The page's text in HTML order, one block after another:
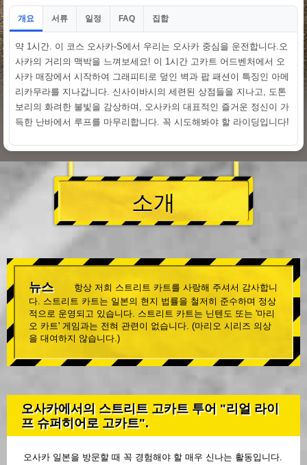
개요 서류 일정 FAQ 집합
약 1시간. 이 코스 오사카-S에서 우리는 오사카 중심을 운전합니다.오
사카의 거리의 맥박을 느껴보세요! 이 1시간 고카트 어드벤처에서 오
사카 매장에서 시작하여 그래피티로 덮인 벽과 팝 패션이 특징인 아메
리카무라를 지나갑니다. 신사이바시의 세련된 상점들을 지나고, 도톤
보리의 화려한 불빛을 감상하며, 오사카의 대표적인 즐거운 정신이 가
득한 난바에서 루프를 마무리합니다. 꼭 시도해봐야 할 라이딩입니다!
소개
뉴스
항상 저희 스트리트 카트를 사랑해 주셔서 감사합니
다. 스트리트 카트는 일본의 현지 법률을 철저히 준수하며 정상
적으로 운영되고 있습니다. 스트리트 카트는 닌텐도 또는 '마리
오 카트' 게임과는 전혀 관련이 없습니다. (마리오 시리즈 의상
을 대여하지 않습니다.)
오사카에서의 스트리트 고카트 투어 "리얼 라이
프 슈퍼히어로 고카트".
오사카 일본을 방문할 때 꼭 경험해야 할 매우 신나는 활동입니다.